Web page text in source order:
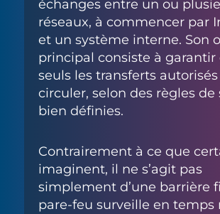
échanges entre un ou
réseaux, à commencer par
et un système interne. Son
principal consiste à garantir
seuls les transferts
circuler, selon des règles de
bien définies.
Contrairement à ce que
imaginent, il ne s’agit pas
simplement d’une barrière
pare-feu surveille en temps